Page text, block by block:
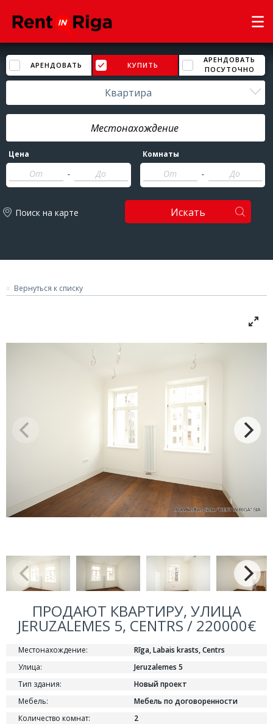
АРЕНДОВАТЬ КУПИТЬ
АРЕНДОВАТЬ
ПОСУТОЧНО
Квартира
Цена
-
Комнаты
-
Поиск на карте Искать
Вернуться к списку
ПРОДАЮТ КВАРТИРУ, УЛИЦА
JERUZALEMES 5, CENTRS / 220000€
Местонахождение:
Rīga, Labais krasts, Centrs
Улица:
Jeruzalemes 5
Тип здания:
Новый проект
Мебель:
Мебель по договоренности
Количество комнат:
2